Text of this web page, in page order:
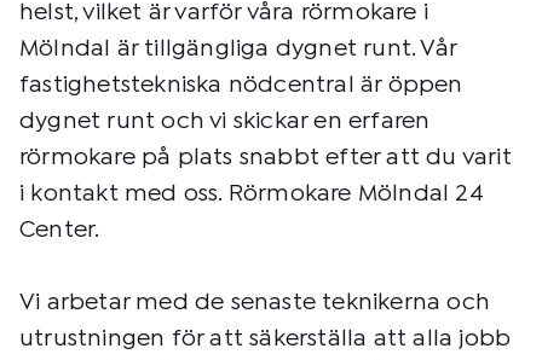
helst, vilket är varför våra rörmokare i
Mölndal är tillgängliga dygnet runt. Vår
fastighetstekniska nödcentral är öppen
dygnet runt och vi skickar en erfaren
rörmokare på plats snabbt efter att du varit
i kontakt med oss. Rörmokare Mölndal 24
Center.
Vi arbetar med de senaste teknikerna och
utrustningen för att säkerställa att alla jobb